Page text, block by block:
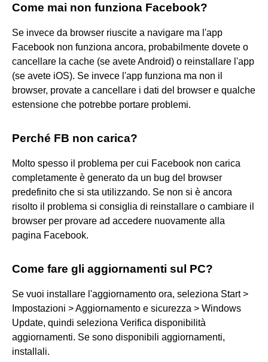
Come mai non funziona Facebook?
Se invece da browser riuscite a navigare ma l'app
Facebook non funziona ancora, probabilmente dovete o
cancellare la cache (se avete Android) o reinstallare l'app
(se avete iOS). Se invece l'app funziona ma non il
browser, provate a cancellare i dati del browser e qualche
estensione che potrebbe portare problemi.
Perché FB non carica?
Molto spesso il problema per cui Facebook non carica
completamente è generato da un bug del browser
predefinito che si sta utilizzando. Se non si è ancora
risolto il problema si consiglia di reinstallare o cambiare il
browser per provare ad accedere nuovamente alla
pagina Facebook.
Come fare gli aggiornamenti sul PC?
Se vuoi installare l'aggiornamento ora, seleziona Start >
Impostazioni > Aggiornamento e sicurezza > Windows
Update, quindi seleziona Verifica disponibilità
aggiornamenti. Se sono disponibili aggiornamenti,
installali.